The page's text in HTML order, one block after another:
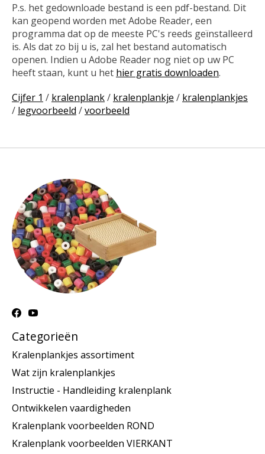
P.s. het gedownloade bestand is een pdf-bestand. Dit
kan geopend worden met Adobe Reader, een
programma dat op de meeste PC's reeds geïnstalleerd
is. Als dat zo bij u is, zal het bestand automatisch
openen. Indien u Adobe Reader nog niet op uw PC
heeft staan, kunt u het hier gratis downloaden.
Cijfer 1 / kralenplank/ kralenplankje / kralenplankjes
/ legvoorbeeld /voorbeeld
Categorieën
Kralenplankjes assortiment
Wat zijn kralenplankjes
Instructie - Handleiding kralenplank
Ontwikkelen vaardigheden
Kralenplank voorbeelden ROND
Kralenplank voorbeelden VIERKANT